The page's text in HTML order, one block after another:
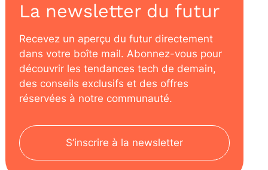
La newsletter du futur
Recevez un aperçu du futur directement
dans votre boîte mail. Abonnez-vous pour
découvrir les tendances tech de demain,
des conseils exclusifs et des offres
réservées à notre communauté.
S’inscrire à la newsletter